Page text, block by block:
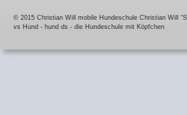
© 2015 Christian Will mobile Hundeschule Christian Will
vs Hund - hund ds - die Hundeschule mit Köpfchen